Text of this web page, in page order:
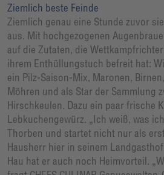
Ziemlich beste Feinde
Ziemlich genau eine Stunde zuvor
aus. Mit hochgezogenen
auf die Zutaten, die
ihrem Enthüllungstuch befreit hat:
ein Pilz-Saison-Mix, Maronen,
Möhren und als Star der Sammlung
Hirschkeulen. Dazu ein paar frische
Lebkuchengewürz. „Ich weiß, was
Thorben und startet nicht nur als
Hausherr hier in seinem
Hau hat er auch noch Heimvorteil.